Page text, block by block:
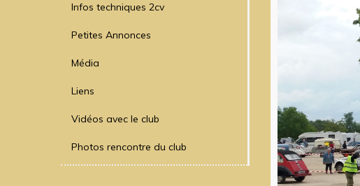
Infos techniques 2cv
Petites Annonces
Média
Liens
Vidéos avec le club
Photos rencontre du club